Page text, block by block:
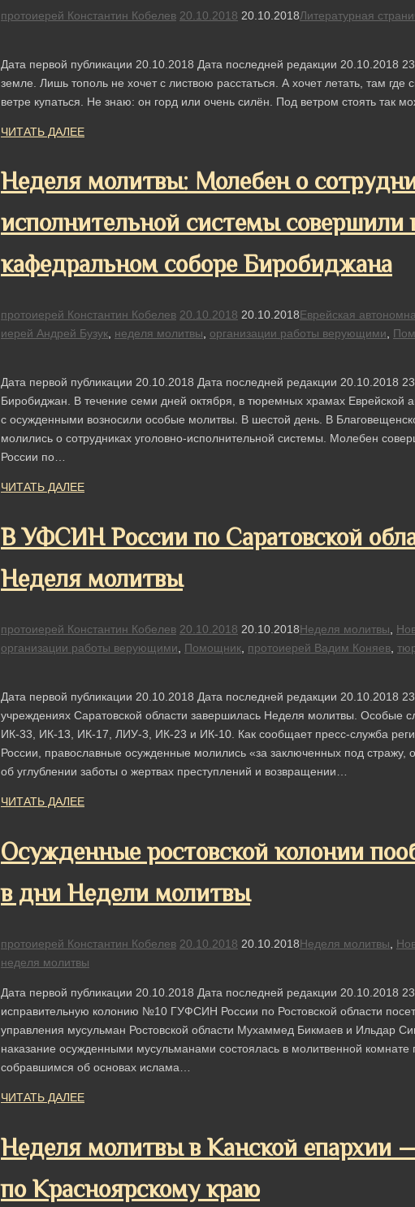
протоиерей Константин Кобелев 20.10.2018 20.10.2018Литературная
Дата первой публикации 20.10.2018 Дата последней редакции 20.10.2018
земле. Лишь тополь не хочет с листвою расстаться. А хочет летать, там
ветре купаться. Не знаю: он горд или очень силён. Под ветром стоять так
ЧИТАТЬ ДАЛЕЕ
Неделя молитвы: Молебен о
исполнительной системы совершили
кафедральном соборе Биробиджана
протоиерей Константин Кобелев 20.10.2018 20.10.2018Еврейская
иерей Андрей Бузук, неделя молитвы, организации работы верующими,
Дата первой публикации 20.10.2018 Дата последней редакции 20.10.2018
Биробиджан. В течение семи дней октября, в тюремных храмах Еврейской
с осужденными возносили особые молитвы. В шестой день. В
молились о сотрудниках уголовно-исполнительной системы. Молебен
России по…
ЧИТАТЬ ДАЛЕЕ
В УФСИН России по Саратовской
Неделя молитвы
протоиерей Константин Кобелев 20.10.2018 20.10.2018Неделя молитвы
организации работы верующими
Помощник протоиерей Вадим Коняев
Дата первой публикации 20.10.2018 Дата последней редакции 20.10.2018
учреждениях Саратовской области завершилась Неделя молитвы. Особые
ИК-33, ИК-13, ИК-17, ЛИУ-3, ИК-23 и ИК-10. Как сообщает пресс-служба
России, православные осужденные молились «за заключенных под стражу,
об углублении заботы о жертвах преступлений и возвращении…
ЧИТАТЬ ДАЛЕЕ
Осужденные ростовской колонии
в дни Недели молитвы
протоиерей Константин Кобелев 20.10.2018 20.10.2018Неделя молитвы
неделя молитвы
Дата первой публикации 20.10.2018 Дата последней редакции 20.10.2018
исправительную колонию №10 ГУФСИН России по Ростовской области
управления мусульман Ростовской области Мухаммед Бикмаев и Ильдар
наказание осужденными мусульманами состоялась в молитвенной
собравшимся об основах ислама…
ЧИТАТЬ ДАЛЕЕ
Неделя молитвы в Канской
по Красноярскому краю